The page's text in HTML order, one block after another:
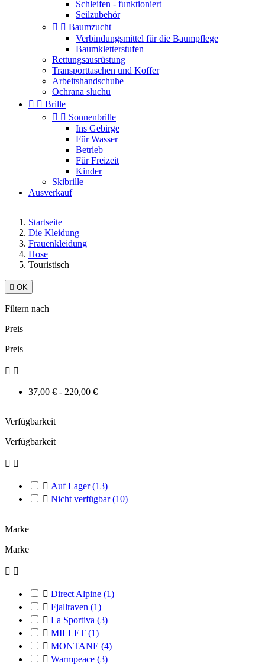
Schleifen - funktioniert
Seilzubehör
  Baumzucht
Verbindungsmittel für die Baumpflege
Baumkletterstufen
Rettungsausrüstung
Transporttaschen und Koffer
Arbeitshandschuhe
Ochrana sluchu
  Brille
  Sonnenbrille
Ins Gebirge
Für Wasser
Betrieb
Für Freizeit
Kinder
Skibrille
Ausverkauf
Startseite
Die Kleidung
Frauenkleidung
Hose
Touristisch
 OK
Filtern nach
Preis
Preis
 
37,00 € - 220,00 €
Verfügbarkeit
Verfügbarkeit
 
 Auf Lager(13)
 Nicht verfügbar(10)
Marke
Marke
 
 Direct Alpine (1)
 Fjallraven (1)
 La Sportiva (3)
 MILLET (1)
 MONTANE (4)
 Warmpeace (3)